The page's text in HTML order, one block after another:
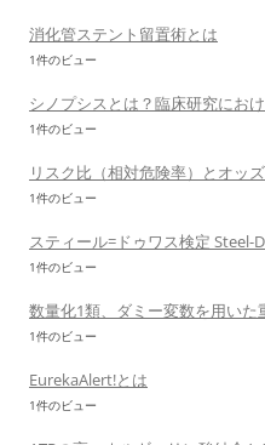
消化管ステント留置術とは
1件のビュー
シノプシスとは？臨床研究にお
1件のビュー
リスク比（相対危険率）とオッ
1件のビュー
スティール=ドゥワス検定 Steel-
1件のビュー
数量化1類、ダミー変数を用いた
1件のビュー
EurekaAlert!とは
1件のビュー